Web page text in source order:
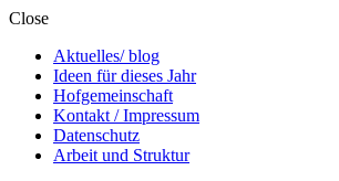
Close
Aktuelles/ blog
Ideen für dieses Jahr
Hofgemeinschaft
Kontakt / Impressum
Datenschutz
Arbeit und Struktur